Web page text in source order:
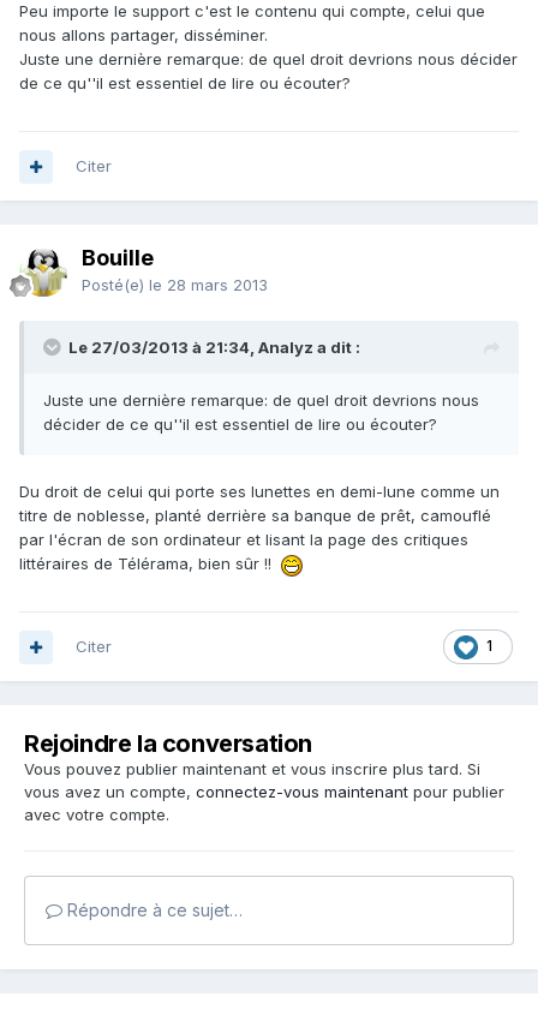
Peu importe le support c'est le contenu qui compte, celui que
nous allons partager, disséminer.
Juste une dernière remarque: de quel droit devrions nous décider
de ce qu''il est essentiel de lire ou écouter?
Citer
Bouille
Posté(e) le 28 mars 2013
Le 27/03/2013 à 21:34, Analyz a dit :
Juste une dernière remarque: de quel droit devrions nous
décider de ce qu''il est essentiel de lire ou écouter?
Du droit de celui qui porte ses lunettes en demi-lune comme un
titre de noblesse, planté derrière sa banque de prêt, camouflé
par l'écran de son ordinateur et lisant la page des critiques
littéraires de Télérama, bien sûr !!
1
Citer
Rejoindre la conversation
Vous pouvez publier maintenant et vous inscrire plus tard. Si
vous avez un compte, connectez-vous maintenant pour publier
avec votre compte.
Répondre à ce sujet…